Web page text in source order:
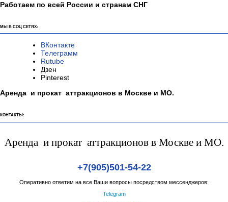
Работаем по всей России и странам СНГ
МЫ В СОЦ СЕТЯХ:
ВКонтакте
Телеграмм
Rutube
Дзен
Pinterest
Аренда и прокат аттракционов в Москве и МО.
КОНТАКТЫ:
Аренда и прокат аттракционов в Москве и МО.
+7(905)501-54-22
Оперативно ответим на все Ваши вопросы посредством мессенджеров:
Telegram